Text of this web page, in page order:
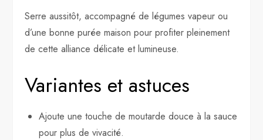
Serre aussitôt, accompagné de légumes vapeur ou
d’une bonne purée maison pour profiter pleinement
de cette alliance délicate et lumineuse.
Variantes et astuces
Ajoute une touche de moutarde douce à la sauce
pour plus de vivacité.